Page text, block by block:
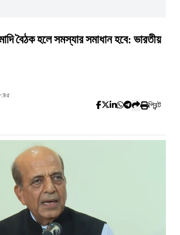
বৈঠক হলে সমস্যার সমাধান হবে: ভারতীয়
প্রিন্ট